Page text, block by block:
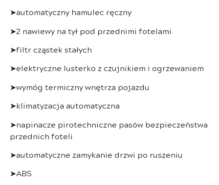
➤automatyczny hamulec ręczny
➤2 nawiewy na tył pod przednimi fotelami
➤filtr cząstek stałych
➤elektryczne lusterko z czujnikiem i ogrzewaniem
➤wymóg termiczny wnętrza pojazdu
➤klimatyzacja automatyczna
➤napinacze pirotechniczne pasów bezpieczeństwa
przednich foteli
➤automatyczne zamykanie drzwi po ruszeniu
➤ABS